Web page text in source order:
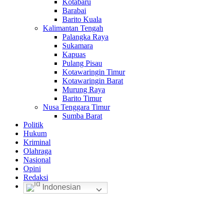
Kotabaru
Barabai
Barito Kuala
Kalimantan Tengah
Palangka Raya
Sukamara
Kapuas
Pulang Pisau
Kotawaringin Timur
Kotawaringin Barat
Murung Raya
Barito Timur
Nusa Tenggara Timur
Sumba Barat
Politik
Hukum
Kriminal
Olahraga
Nasional
Opini
Redaksi
Indonesian